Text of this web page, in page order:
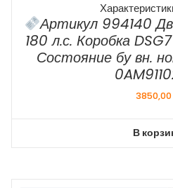
Артикул 994140
180 л.с. Коробка
Состояние бу вн.
3850,00
В